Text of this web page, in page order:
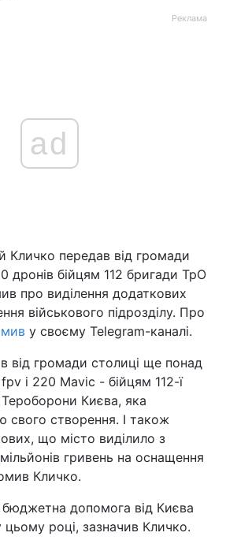
Реклама
ad
Кличко передав від громади
дронів бійцям 112 бригади ТрО
про виділення додаткових
військового підрозділу. Про
у своєму Telegram-каналі.
від громади столиці ще понад
і 220 Mavic - бійцям 112-ї
Києва, яка
свого створення. І також
що місто виділило з
гривень на оснащення
Кличко.
допомога від Києва
році, зазначив Кличко.